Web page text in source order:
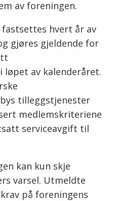
av foreningen.
hvert år av
gjøres gjeldende for
av kalenderåret.
tilleggstjenester
medlemskriteriene
serviceavgift til
kan kun skje
varsel. Utmeldte
på foreningens